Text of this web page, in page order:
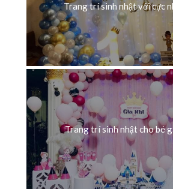
Trang trí sinh nhật với cực
Trang trí sinh nhật cho bé